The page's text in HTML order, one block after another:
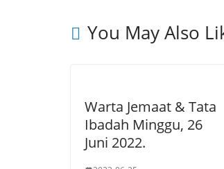
You May Also
Warta Jemaat & Tata
Ibadah Minggu, 26
Juni 2022.